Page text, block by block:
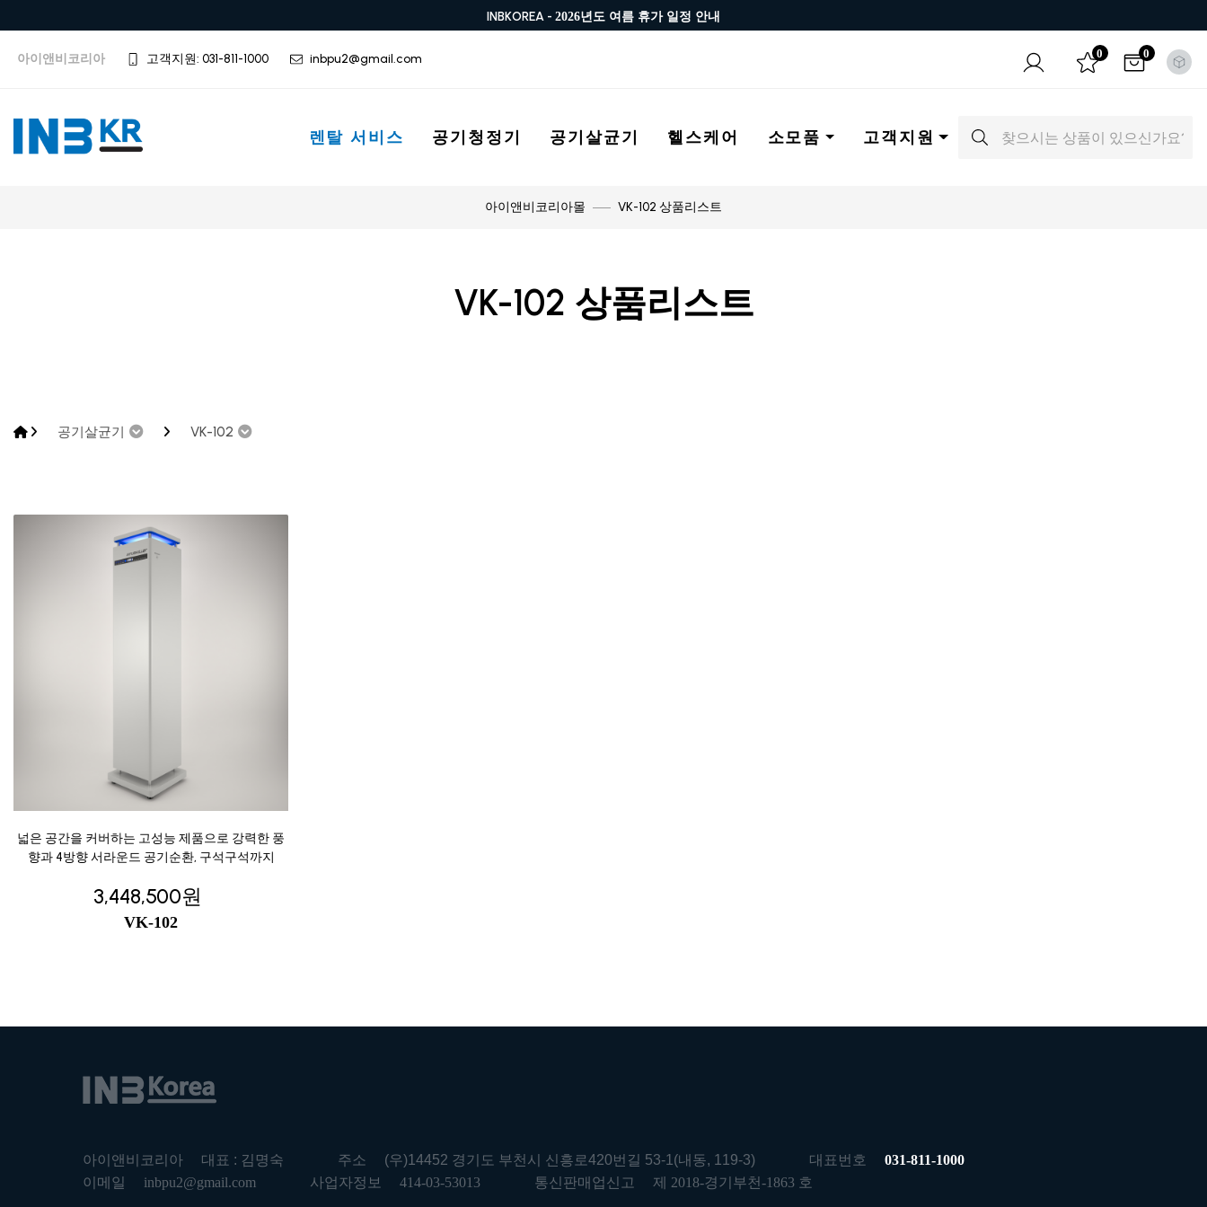
INBKOREA - 2026년도 여름 휴가 일정 안내
아이앤비코리아 고객지원: 031-811-1000 inbpu2@gmail.com 0 0
렌탈 서비스 공기청정기 공기살균기 헬스케어 소모품 고객지원
아이앤비코리아몰 VK-102 상품리스트
VK-102 상품리스트
공기살균기 VK-102
넓은 공간을 커버하는 고성능 제품으로 강력한 풍
향과 4방향 서라운드 공기순환, 구석구석까지
3,448,500원
VK-102
아이앤비코리아 대표 : 김명숙 주소 (우)14452 경기도 부천시 신흥로420번길 53-1(내동, 119-3) 대표번호
031-811-1000
이메일
inbpu2@gmail.com 사업자정보 414-03-53013 통신판매업신고 제 2018-경기부천-1863 호